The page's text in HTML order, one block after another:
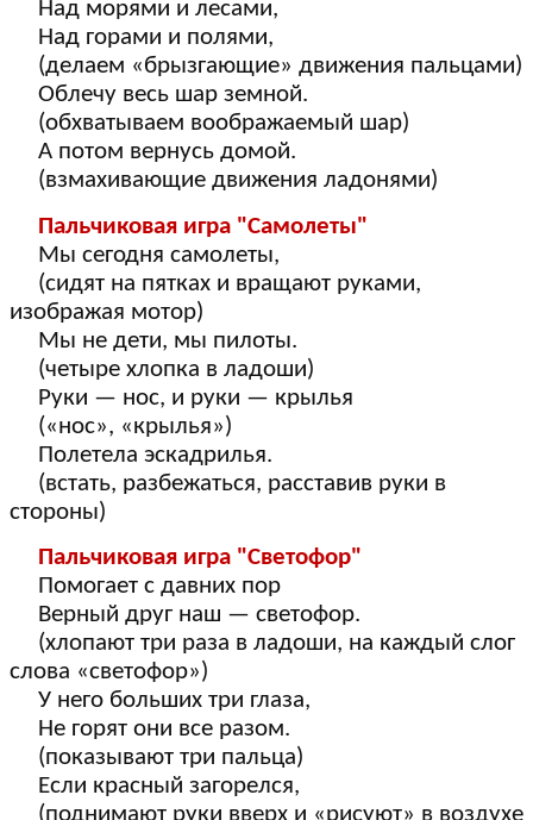
Над морями и лесами,
Над горами и полями,
(делаем «брызгающие» движения пальцами)
Облечу весь шар земной.
(обхватываем воображаемый шар)
А потом вернусь домой.
(взмахивающие движения ладонями)
Пальчиковая игра "Самолеты"
Мы сегодня самолеты,
(сидят на пятках и вращают руками,
изображая мотор)
Мы не дети, мы пилоты.
(четыре хлопка в ладоши)
Руки — нос, и руки — крылья
(«нос», «крылья»)
Полетела эскадрилья.
(встать, разбежаться, расставив руки в
стороны)
Пальчиковая игра "Светофор"
Помогает с давних пор
Верный друг наш — светофор.
(хлопают три раза в ладоши, на каждый слог
слова «светофор»)
У него больших три глаза,
Не горят они все разом.
(показывают три пальца)
Если красный загорелся,
(поднимают руки вверх и «рисуют» в воздухе